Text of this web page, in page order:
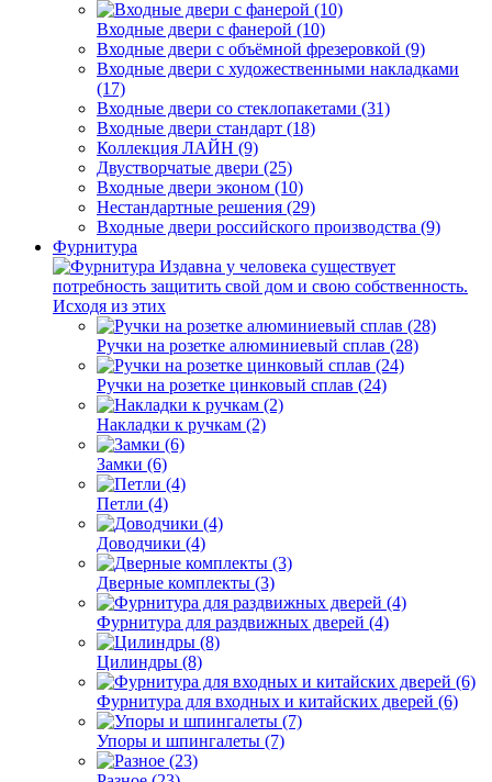
Входные двери с фанерой (10)
Входные двери с объёмной фрезеровкой (9)
Входные двери с художественными накладками
(17)
Входные двери со стеклопакетами (31)
Входные двери стандарт (18)
Коллекция ЛАЙН (9)
Двустворчатые двери (25)
Входные двери эконом (10)
Нестандартные решения (29)
Входные двери российского производства (9)
Фурнитура
Издавна у человека существует
потребность защитить свой дом и свою собственность.
Исходя из этих
Ручки на розетке алюминиевый сплав (28)
Ручки на розетке цинковый сплав (24)
Накладки к ручкам (2)
Замки (6)
Петли (4)
Доводчики (4)
Дверные комплекты (3)
Фурнитура для раздвижных дверей (4)
Цилиндры (8)
Фурнитура для входных и китайских дверей (6)
Упоры и шпингалеты (7)